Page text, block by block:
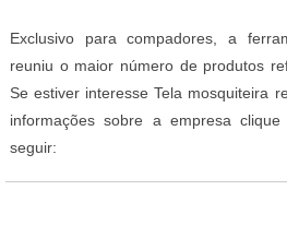
Exclusivo para compadores, a
reuniu o maior número de produtos
Se estiver interesse Tela mosquiteira
informações sobre a empresa
seguir: